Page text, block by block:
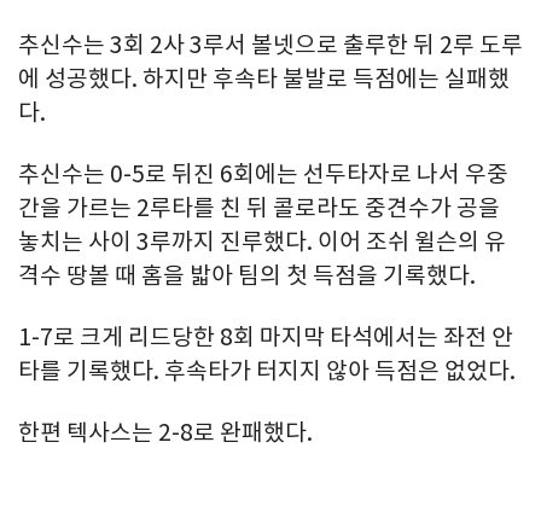
추신수는 3회 2사 3루서 볼넷으로 출루한 뒤 2루 도루
에 성공했다. 하지만 후속타 불발로 득점에는 실패했
다.
추신수는 0-5로 뒤진 6회에는 선두타자로 나서 우중
간을 가르는 2루타를 친 뒤 콜로라도 중견수가 공을
놓치는 사이 3루까지 진루했다. 이어 조쉬 윌슨의 유
격수 땅볼 때 홈을 밟아 팀의 첫 득점을 기록했다.
1-7로 크게 리드당한 8회 마지막 타석에서는 좌전 안
타를 기록했다. 후속타가 터지지 않아 득점은 없었다.
한편 텍사스는 2-8로 완패했다.